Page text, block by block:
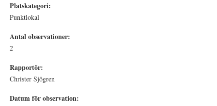
Platskategori:
Punktlokal
Antal observationer:
2
Rapportör:
Christer Sjögren
Datum för observation: